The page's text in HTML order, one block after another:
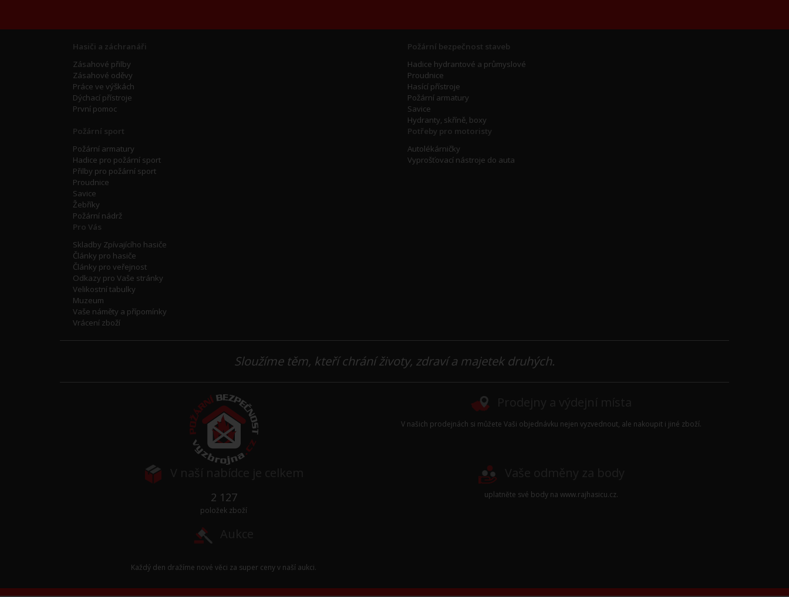
Hasiči a záchranáři
Zásahové přilby
Zásahové oděvy
Práce ve výškách
Dýchací přístroje
První pomoc
Požární bezpečnost staveb
Hadice hydrantové a průmyslové
Proudnice
Hasící přístroje
Požární armatury
Savice
Hydranty, skříně, boxy
Požární sport
Požární armatury
Hadice pro požární sport
Přilby pro požární sport
Proudnice
Savice
Žebříky
Požární nádrž
Potřeby pro motoristy
Autolékárničky
Vyprošťovací nástroje do auta
Pro Vás
Skladby Zpívajícího hasiče
Články pro hasiče
Články pro veřejnost
Odkazy pro Vaše stránky
Velikostní tabulky
Muzeum
Vaše náměty a přípomínky
Vrácení zboží
Sloužíme těm, kteří chrání životy, zdraví a majetek druhých.
V našich prodejnách si můžete Vaši objednávku nejen vyzvednout, ale nakoupit i jiné zboží.
2 127
položek zboží
uplatněte své body na www.rajhasicu.cz.
Každý den dražíme nové věci za super ceny v naší aukci.